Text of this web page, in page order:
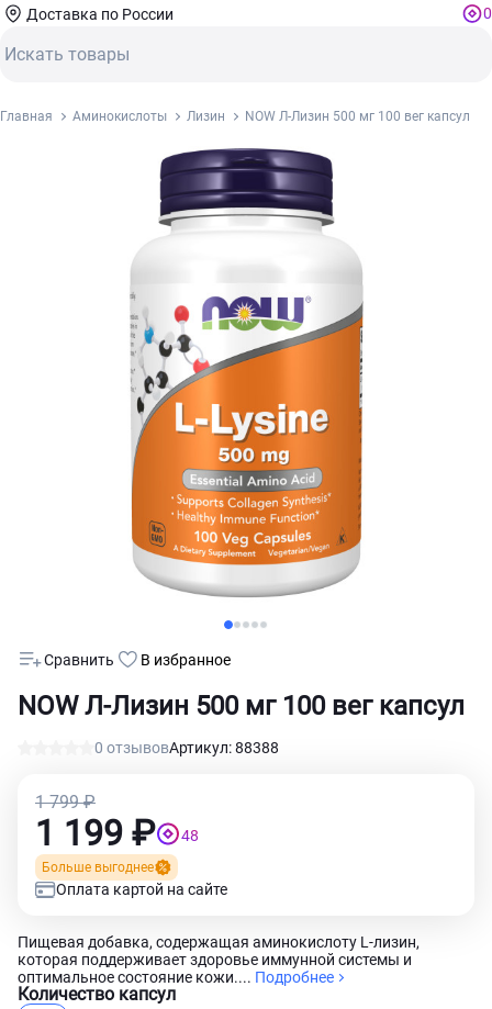
Доставка по России 0
Главная Аминокислоты Лизин NOW Л-Лизин 500 мг 100 вег капсул
NOW Л-Лизин 500 мг 100 вег капсул
0 отзывовАртикул: 88388
Сравнить В избранное
Пищевая добавка, содержащая аминокислоту L-лизин,
которая поддерживает здоровье иммунной системы и
оптимальное состояние кожи.... Подробнее
Количество капсул
1 799 ₽
1 199 ₽ 48
Больше выгоднее
Оплата картой на сайте